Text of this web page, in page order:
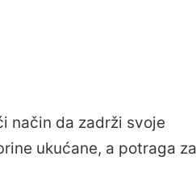
način da zadrži svoje
ukućane, a potraga za